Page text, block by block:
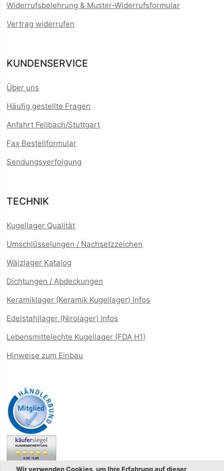
Wir verwenden Cookies, um Ihre Erfahrung auf dieser
Widerrufsbelehrung & Muster-Widerrufsformular
Vertrag widerrufen
KUNDENSERVICE
Über uns
Häufig gestellte Fragen
Anfahrt Fellbach/Stuttgart
Fax Bestellformular
Sendungsverfolgung
TECHNIK
Kugellager Qualität
Umschlüsselungen / Nachsetzzeichen
Wälzlager Katalog
Dichtungen / Abdeckungen
Keramiklager (Keramik Kugellager) Infos
Edelstahllager (Nirolager) Infos
Lebensmittelechte Kugellager (FDA H1)
Hinweise zum Einbau